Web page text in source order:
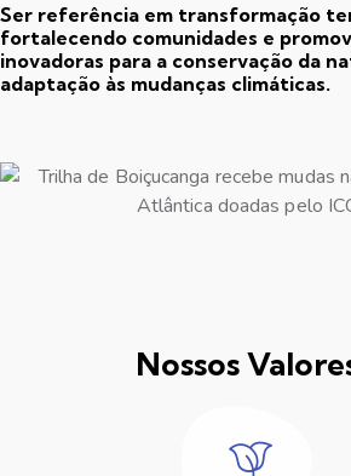
Ser referência em transformação
fortalecendo comunidades e
inovadoras para a conservação da
adaptação às mudanças climáticas.
Nossos